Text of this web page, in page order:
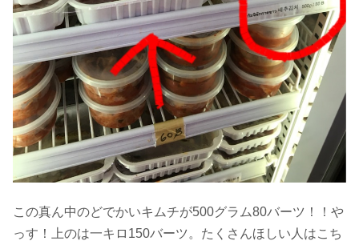
この真ん中のどでかいキムチが500グラム80バーツ！！や
っす！上のは一キロ150バーツ。たくさんほしい人はこち